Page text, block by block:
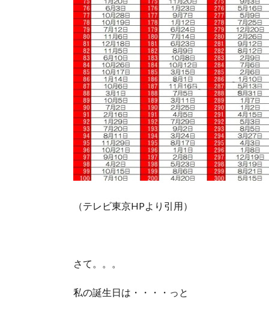
（テレビ東京HPより引用）
さて。。。
私の誕生日は・・・・っと